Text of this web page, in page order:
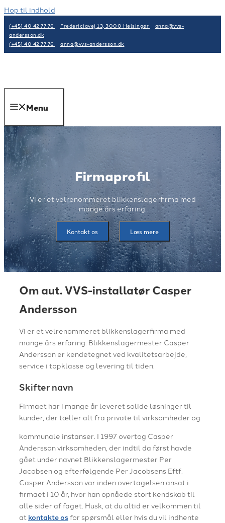
Hop til indhold
(+45) 40 42 77 76 Fredericiavej 13, 3000 Helsingør
anna@vvs-
andersson.dk
(+45) 40 42 77 76
anna@vvs-andersson.dk
Menu
Firmaprofil
Vi er et velrenommeret blikkenslagerfirma med
mange års erfaring.​
Kontakt os Læs mere
Om aut. VVS-installatør Casper
Andersson
​Vi er et velrenommeret blikkenslagerfirma med
mange års erfaring.​ Blikkenslagermester Casper
Andersson er kendetegnet ved kvalitetsarbejde,
service i topklasse og levering til tiden.
​Skifter navn
Firmaet har i mange år leveret solide løsninger til
kunder, der tæller alt fra private til virksomheder og
kommunale instanser. I 1997 overtog Casper
Andersson virksomheden, der indtil da først havde
gået under navnet Blikkenslagermester Per
Jacobsen og efterfølgende Per Jacobsens Eftf.
Casper Andersson var inden overtagelsen ansat i
firmaet i 10 år, hvor han opnåede stort kendskab til
alle sider af faget. Husk, at du altid er velkommen til
at kontakte osfor spørsmål eller hvis du vil indhente